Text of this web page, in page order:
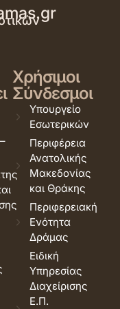
Χρήσιμοι
Σύνδεσμοι
Υπουργείο
Εσωτερικών
Περιφέρεια
Ανατολικής
Μακεδονίας
και Θράκης
Περιφερειακή
Ενότητα
Δράμας
Ειδική
Υπηρεσίας
Διαχείρισης
Ε.Π.